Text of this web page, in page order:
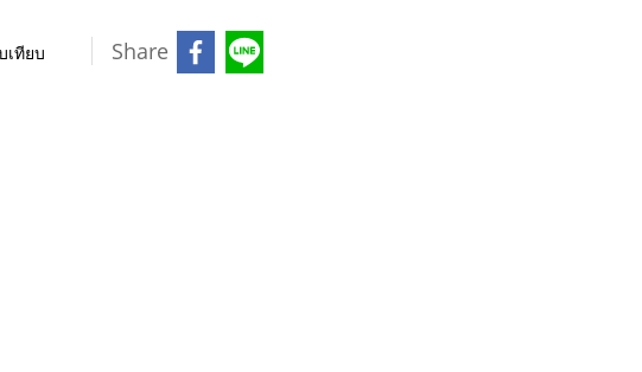
เทียบ Share